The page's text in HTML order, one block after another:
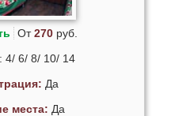
От270руб.
: 4/ 6/ 8/ 10/ 14
Да
места: Да